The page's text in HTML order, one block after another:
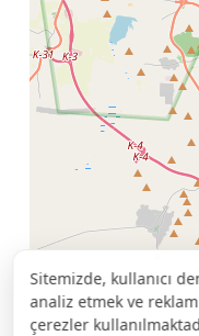
Sitemizde, kullanıcı
analiz etmek ve
çerezler